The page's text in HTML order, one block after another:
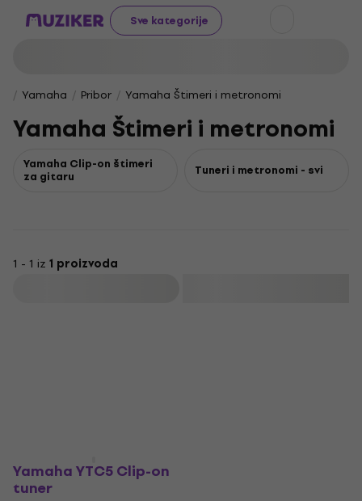
Sve kategorije
Yamaha Pribor Yamaha Štimeri i metronomi
Yamaha Štimeri i metronomi
Yamaha Clip-on štimeri
za gitaru Tuneri i metronomi - svi
1 - 1 iz 1 proizvoda
Yamaha YTC5 Clip-on
tuner